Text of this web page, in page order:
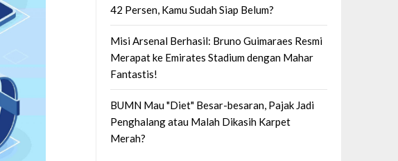
42 Persen, Kamu Sudah Siap Belum?
Misi Arsenal Berhasil: Bruno Guimaraes Resmi
Merapat ke Emirates Stadium dengan Mahar
Fantastis!
BUMN Mau "Diet" Besar-besaran, Pajak Jadi
Penghalang atau Malah Dikasih Karpet
Merah?